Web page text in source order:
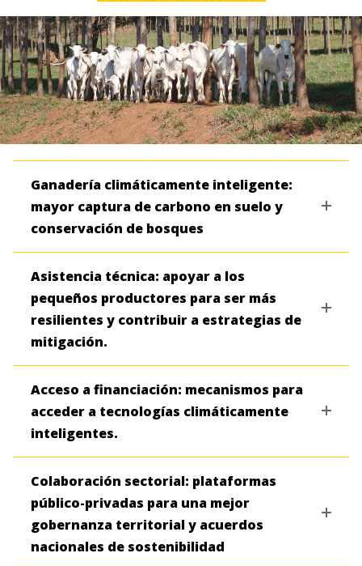
Ganadería climáticamente inteligente:
mayor captura de carbono en suelo y
conservación de bosques
Asistencia técnica: apoyar a los
pequeños productores para ser más
resilientes y contribuir a estrategias de
mitigación.
Acceso a financiación: mecanismos para
acceder a tecnologías climáticamente
inteligentes.
Colaboración sectorial: plataformas
público-privadas para una mejor
gobernanza territorial y acuerdos
nacionales de sostenibilidad